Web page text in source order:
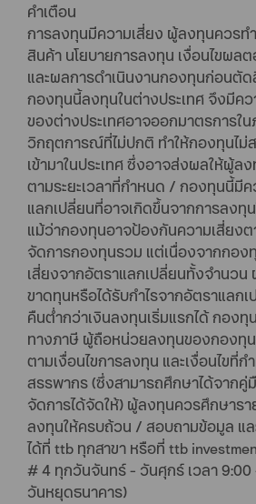
คำเตือน
การลงทุนมีความเสี่ยง ผู้ลงทุนควรท
สินค้า นโยบายการลงทุน เงื่อนไขผล
และผลการดำเนินงานกองทุนก่อนตั
กองทุนนี้ลงทุนในต่างประเทศ จึงมีค
ของต่างประเทศอาจออกมาตรการใน
วิกฤตการณ์ที่ไม่ปกติ ทำให้กองทุนไม่
เข้ามาในประเทศ ซึ่งอาจส่งผลให้ผู้ล
ตามระยะเวลาที่กำหนด / กองทุนนี้มี
แลกเปลี่ยนที่อาจเกิดขึ้นจากการลงทุ
แม้ว่ากองทุนอาจป้องกันความเสี่ยง
จัดการกองทุนรวม แต่เนื่องจากกอง
เสี่ยงจากอัตราแลกเปลี่ยนทั้งจำนวน
ขาดทุนหรือได้รับกำไรจากอัตราแลก
คืนต่ำกว่าเงินลงทุนเริ่มแรกได้ กองทุ
ทางภาษี ผู้ถือหน่วยลงทุนของกองทุ
ตามเงื่อนไขการลงทุน และเงื่อนไขที่
สรรพากร (ซึ่งสามารถศึกษาได้จาก
จัดการได้จัดให้) ผู้ลงทุนควรศึกษารา
ลงทุนให้ครบถ้วน / สอบถามข้อมูล แ
ได้ที่ ttb ทุกสาขา หรือที่ ttb
# 4 ทุกวันจันทร์ - วันศุกร์ เวลา 9:00
วันหยุดธนาคาร)